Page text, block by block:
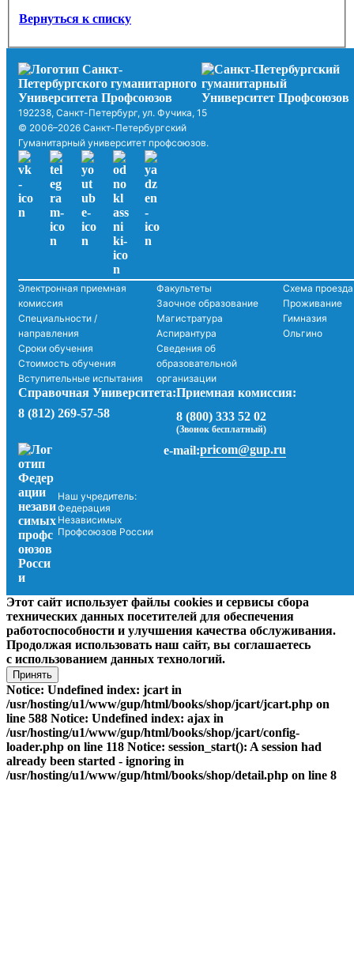
Вернуться к списку
192238, Санкт-Петербург, ул. Фучика, 15
© 2006–2026 Санкт-Петербургский
Гуманитарный университет профсоюзов.
Электронная приемная
комиссия
Специальности /
направления
Сроки обучения
Стоимость обучения
Вступительные испытания
Факультеты
Заочное образование
Магистратура
Аспирантура
Сведения об
образовательной
организации
Схема проезда
Проживание
Гимназия
Ольгино
Справочная Университета:
8 (812) 269-57-58
Приемная комиссия:
8 (800) 333 52 02
(Звонок бесплатный)
Наш учредитель:
Федерация
Независимых
Профсоюзов России
e-mail:pricom@gup.ru
Этот сайт использует файлы cookies и сервисы сбора
технических данных посетителей для обеспечения
работоспособности и улучшения качества обслуживания.
Продолжая использовать наш сайт, вы соглашаетесь
с использованием данных технологий.
Принять
Notice: Undefined index: jcart in
/usr/hosting/u1/www/gup/html/books/shop/jcart/jcart.php on
line 588 Notice: Undefined index: ajax in
/usr/hosting/u1/www/gup/html/books/shop/jcart/config-
loader.php on line 118 Notice: session_start(): A session had
already been started - ignoring in
/usr/hosting/u1/www/gup/html/books/shop/detail.php on line 8